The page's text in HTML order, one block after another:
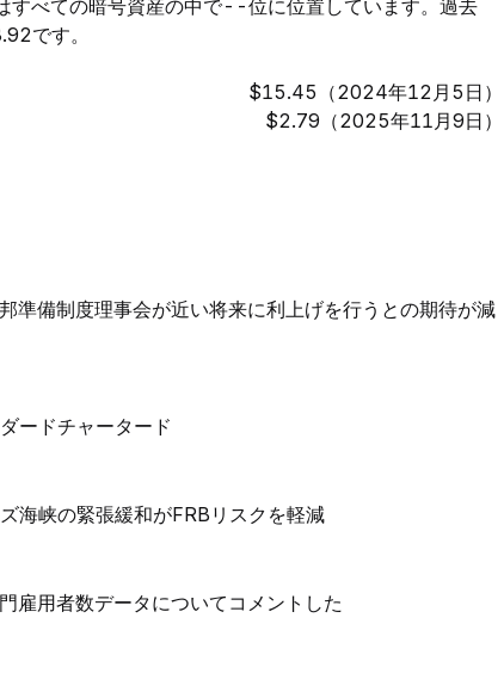
すべての暗号資産の中で--位に位置しています。過去
です。
$15.45（2024年12月5日）
$2.79（2025年11月9日）
準備制度理事会が近い将来に利上げを行うとの期待が減
ードチャータード
海峡の緊張緩和がFRBリスクを軽減
雇用者数データについてコメントした